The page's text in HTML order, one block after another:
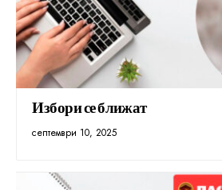
Избори се ближат
септември 10, 2025